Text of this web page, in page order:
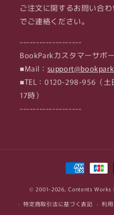
ご注文に関するお問い合
でご連絡ください。
-------------------
BookParkカスタマーサポ
■Mail：
■TEL：0120-298-956（土
17時）
-------------------
決
済
方
法
© 2001-2026,Contents Works
特定商取引法に基づく表記
利